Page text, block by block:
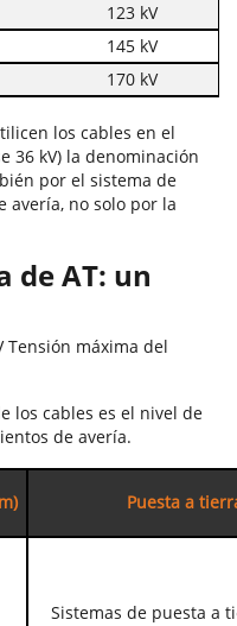
123 kV
145 kV
170 kV
los cables en el
36 kV) la denominación
por el sistema de
avería, no solo por la
de AT: un
Tensión máxima del
los cables es el nivel de
de avería.
Puesta a
Sistemas de puesta a